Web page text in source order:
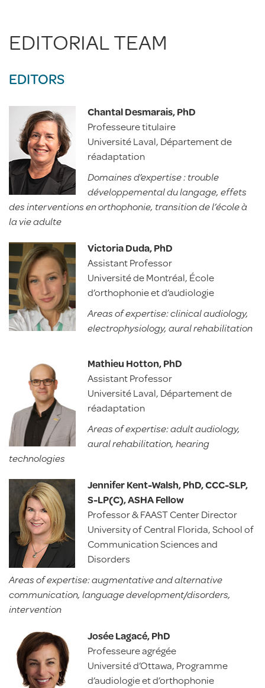
EDITORIAL TEAM
EDITORS
Chantal Desmarais, PhD
Professeure titulaire
Université Laval, Département de
réadaptation
Domaines d’expertise : trouble
développemental du langage, effets
des interventions en orthophonie, transition de l’école à
la vie adulte
Victoria Duda, PhD
Assistant Professor
Université de Montréal, École
d’orthophonie et d’audiologie
Areas of expertise: clinical audiology,
electrophysiology, aural rehabilitation
Mathieu Hotton, PhD
Assistant Professor
Université Laval, Département de
réadaptation
Areas of expertise: adult audiology,
aural rehabilitation, hearing
technologies
Jennifer Kent-Walsh, PhD, CCC-SLP,
S-LP(C), ASHA Fellow
Professor & FAAST Center Director
University of Central Florida, School of
Communication Sciences and
Disorders
Areas of expertise: augmentative and alternative
communication, language development/disorders,
intervention
Josée Lagacé, PhD
Professeure agrégée
Université d’Ottawa, Programme
d’audiologie et d’orthophonie